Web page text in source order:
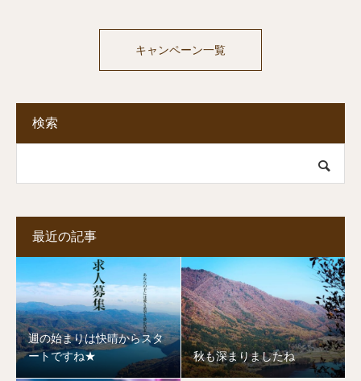
キャンペーン一覧
検索
最近の記事
週の始まりは快晴からスタ
ートですね★
秋も深まりましたね